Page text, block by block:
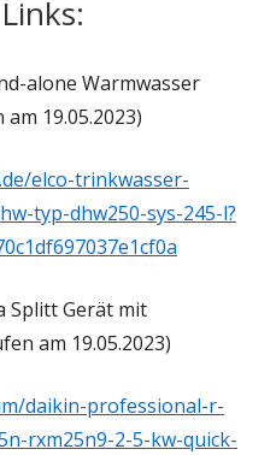
alone Warmwasser
19.05.2023)
elco-trinkwasser-
typ-dhw250-sys-245-l?
Splitt Gerät mit
am 19.05.2023)
daikin-professional-r-
rxm25n9-2-5-kw-quick-